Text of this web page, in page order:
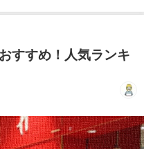
すすめ！人気ランキ